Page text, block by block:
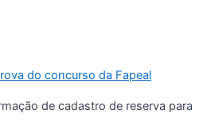
do concurso da Fapeal
de cadastro de reserva para